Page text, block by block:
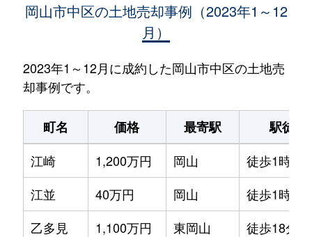
岡山市中区の土地売却事例（2023年1～12
月）
2023年1～12月に成約した岡山市中区の土地売
却事例です。
町名 価格 最寄駅
駅徒歩
江崎
1,200万円 岡山
徒歩1時間
江並
40万円 岡山
徒歩1時間
乙多見
1,100万円 東岡山
徒歩18分